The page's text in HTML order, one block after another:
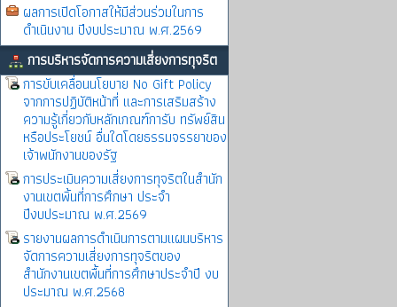
ผลการเปิดโอกาสให้มีส่วนร่วมในการ
ดำเนินงาน ปีงบประมาณ พ.ศ.2569
การบริหารจัดการความเสี่ยงการทุจริต
การขับเคลื่อนนโยบาย No Gift Policy
จากการปฏิบัติหน้าที่ และการเสริมสร้าง
ความรู้เกี่ยวกับหลักเกณฑ์การับ ทรัพย์สิน
หรือประโยชน์ อื่นใดโดยธรรมจรรยาของ
เจ้าพนักงานของรัฐ
การประเมินความเสี่ยงการทุจริตในสำนัก
งานเขตพิ้นที่การศึกษา ประจำ
ปีงบประมาณ พ.ศ.2569
รายงานผลการดำเนินการตามแผนบริหาร
จัดการความเสี่ยงการทุจริตของ
สำนักงานเขตพื้นที่การศึกษาประจำปี งบ
ประมาณ พ.ศ.2568